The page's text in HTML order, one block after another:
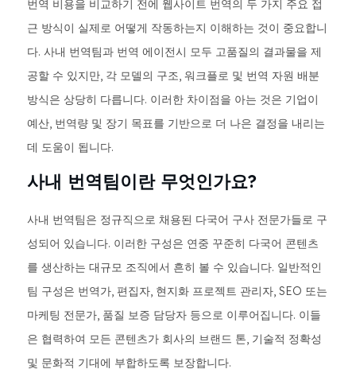
번역 비용을 비교하기 전에 웹사이트 번역의 두 가지 주요 접
근 방식이 실제로 어떻게 작동하는지 이해하는 것이 중요합니
다. 사내 번역팀과 번역 에이전시 모두 고품질의 결과물을 제
공할 수 있지만, 각 모델의 구조, 워크플로 및 번역 자원 배분
방식은 상당히 다릅니다. 이러한 차이점을 아는 것은 기업이
예산, 번역량 및 장기 목표를 기반으로 더 나은 결정을 내리는
데 도움이 됩니다.
사내 번역팀이란 무엇인가요?
사내 번역팀은 정규직으로 채용된 다국어 구사 전문가들로 구
성되어 있습니다. 이러한 구성은 연중 꾸준히 다국어 콘텐츠
를 생산하는 대규모 조직에서 흔히 볼 수 있습니다. 일반적인
팀 구성은 번역가, 편집자, 현지화 프로젝트 관리자, SEO 또는
마케팅 전문가, 품질 보증 담당자 등으로 이루어집니다. 이들
은 협력하여 모든 콘텐츠가 회사의 브랜드 톤, 기술적 정확성
및 문화적 기대에 부합하도록 보장합니다.